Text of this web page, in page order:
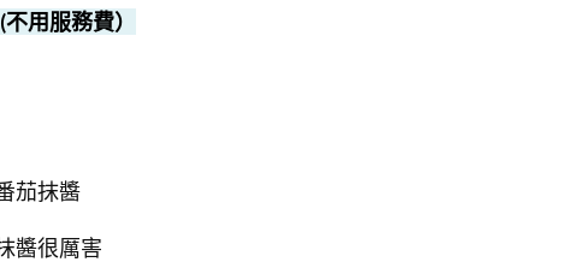
用服務費）
茄抹醬
醬很厲害